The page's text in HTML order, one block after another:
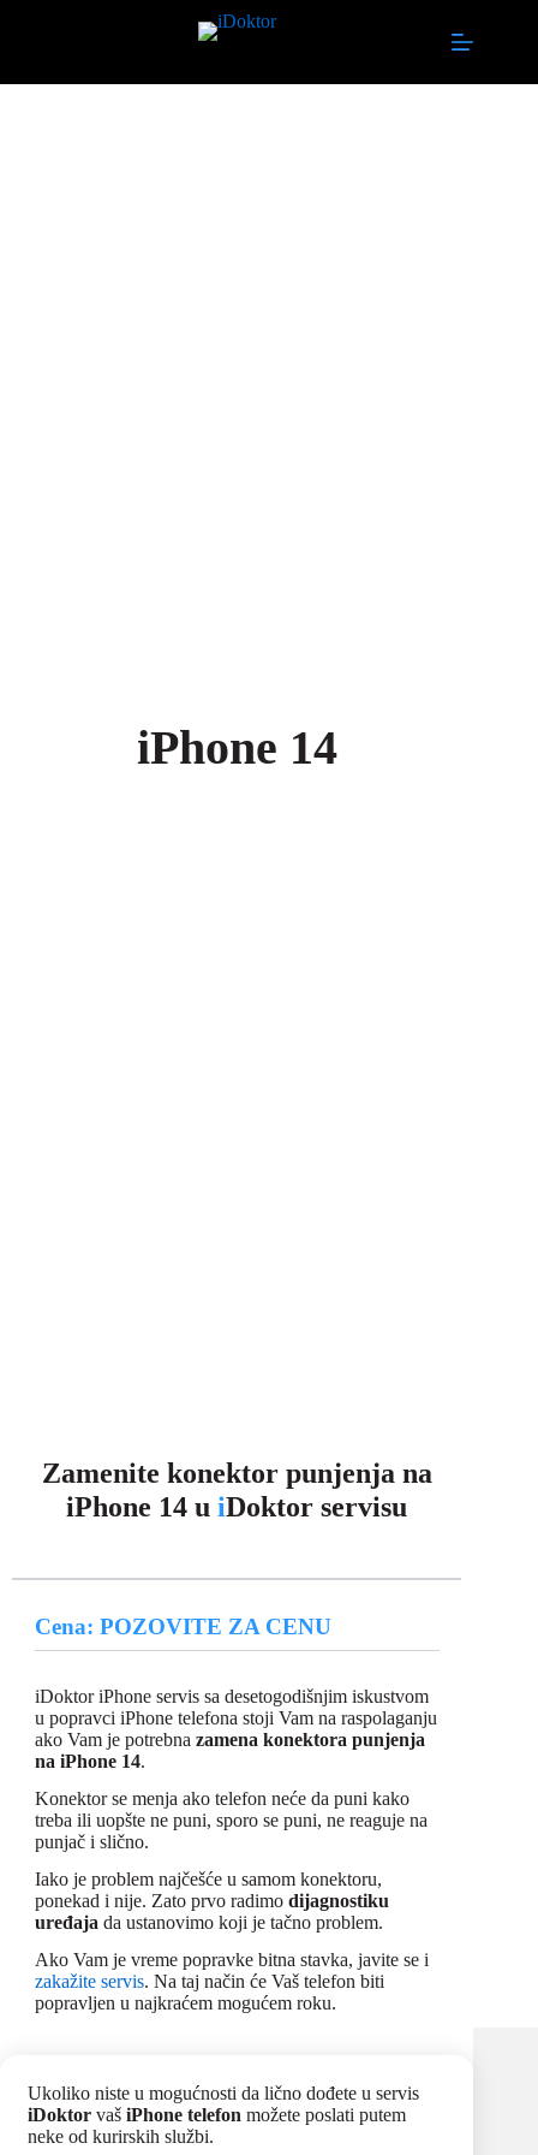
iPhone 14
Zamenite konektor punjenja na
iPhone 14 uiDoktor servisu
Cena: POZOVITE ZA CENU
iDoktor iPhone servis sa desetogodišnjim iskustvom
u popravci iPhone telefona stoji Vam na raspolaganju
ako Vam je potrebna zamena konektora punjenja
na iPhone 14.
Konektor se menja ako telefon neće da puni kako
treba ili uopšte ne puni, sporo se puni, ne reaguje na
punjač i slično.
Iako je problem najčešće u samom konektoru,
ponekad i nije. Zato prvo radimo dijagnostiku
uređaja da ustanovimo koji je tačno problem.
Ako Vam je vreme popravke bitna stavka, javite se i
zakažite servis. Na taj način će Vaš telefon biti
popravljen u najkraćem mogućem roku.
Ukoliko niste u mogućnosti da lično dođete u servis
iDoktor vašiPhone telefon možete poslati putem
neke od kurirskih službi.